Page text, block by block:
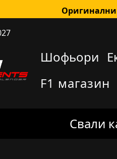
Оригинални
Шофьори
F1 магазин
Свали